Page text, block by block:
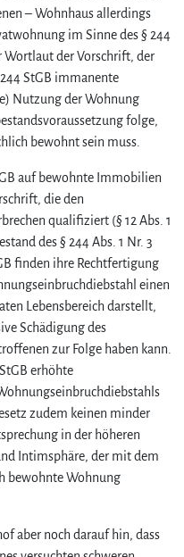
– Wohnhaus allerdings
im Sinne des § 244
Wortlaut der Vorschrift, der
StGB immanente
Nutzung der Wohnung
folge,
bewohnt sein muss.
auf bewohnte Immobilien
die den
qualifiziert (§ 12 Abs. 1
des § 244 Abs. 1 Nr. 3
finden ihre Rechtfertigung
einen
Lebensbereich darstellt,
Schädigung des
zur Folge haben kann.
erhöhte
zudem keinen minder
in der höheren
Intimsphäre, der mit dem
bewohnte Wohnung
aber noch darauf hin, dass